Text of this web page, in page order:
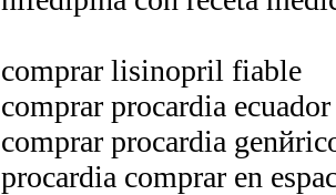
comprar lisinopril fiable
comprar procardia ecuador
comprar procardia
procardia comprar en